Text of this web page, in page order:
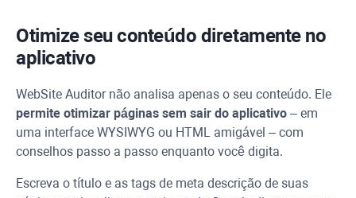
Otimize seu conteúdo diretamente no
aplicativo
WebSite Auditornão analisa apenas o seu conteúdo. Ele
permite otimizar páginas sem sair do aplicativo – em
uma interface WYSIWYG ou HTML amigável – com
conselhos passo a passo enquanto você digita.
Escreva o título e as tags de meta descrição de suas